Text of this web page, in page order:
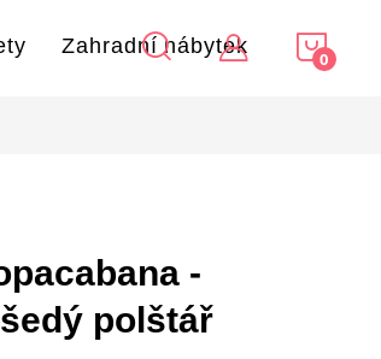
Zahradní nábytek
-
polštář